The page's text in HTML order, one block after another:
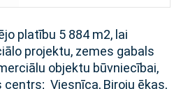
platību 5 884 m2, lai
projektu, zemes gabals
objektu būvniecībai,
Viesnīca, Biroju ēkas,